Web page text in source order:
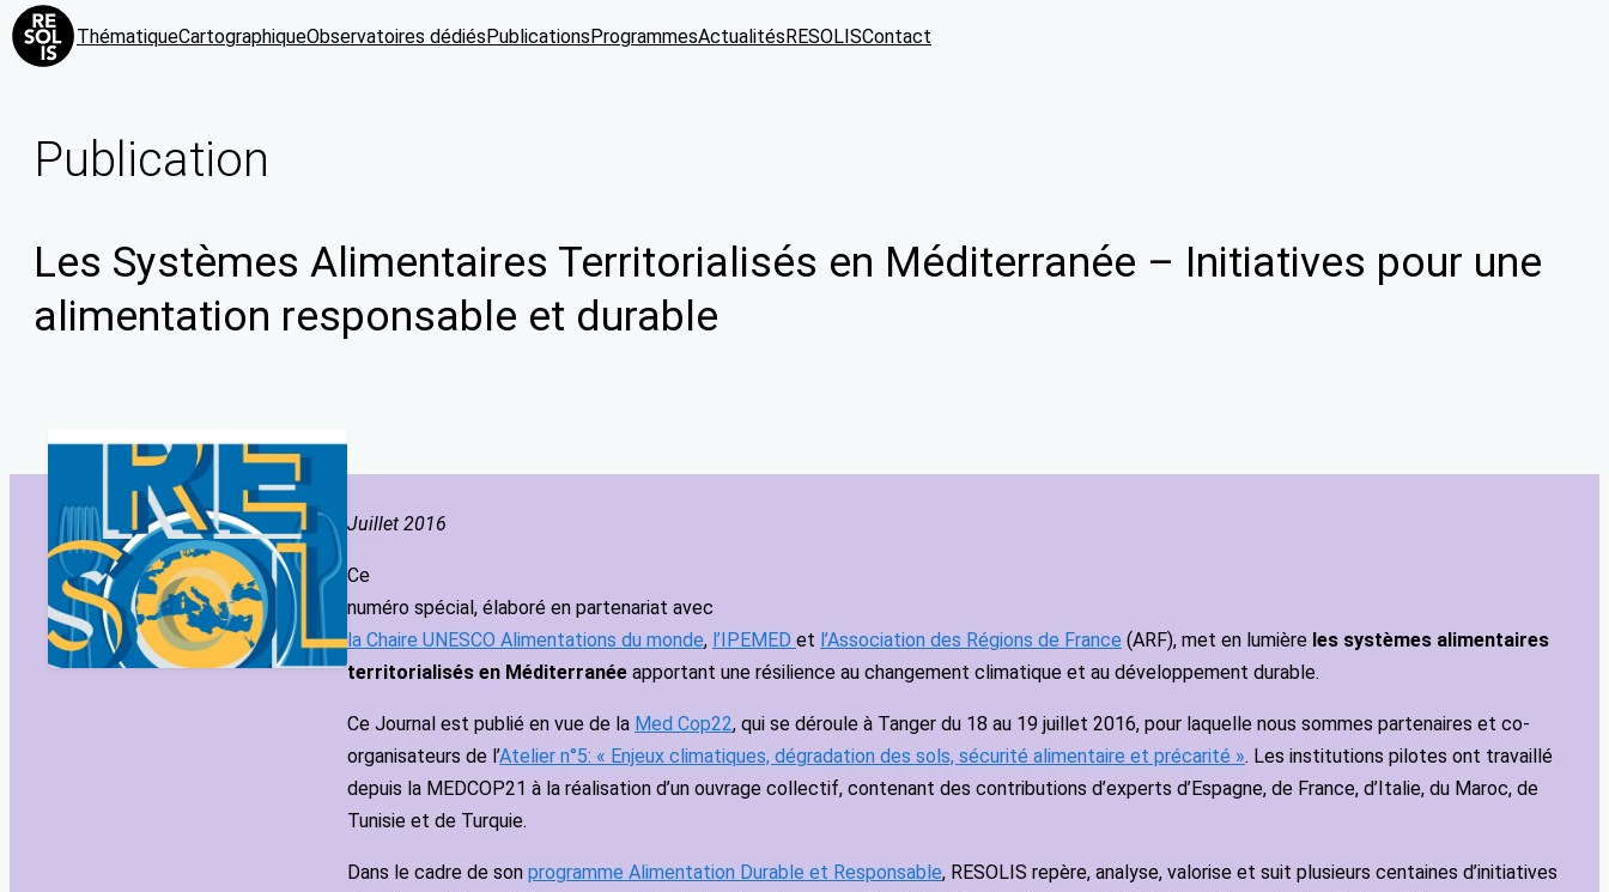
ThématiqueCartographiqueObservatoires dédiésPublicationsProgrammesActualitésRESOLISContact
Publication
Les Systèmes Alimentaires Territorialisés en Méditerranée – Initiatives pour une
alimentation responsable et durable
Juillet 2016
Ce
numéro spécial, élaboré en partenariat avec
la Chaire UNESCO Alimentations du monde, l’IPEMED et l’Association des Régions de France (ARF), met en lumière les systèmes alimentaires
territorialisés en Méditerranée apportant une résilience au changement climatique et au développement durable.
Ce Journal est publié en vue de la Med Cop22, qui se déroule à Tanger du 18 au 19 juillet 2016, pour laquelle nous sommes partenaires et co-
organisateurs de l’Atelier n°5: « Enjeux climatiques, dégradation des sols, sécurité alimentaire et précarité ». Les institutions pilotes ont travaillé
depuis la MEDCOP21 à la réalisation d’un ouvrage collectif, contenant des contributions d’experts d’Espagne, de France, d’Italie, du Maroc, de
Tunisie et de Turquie.
Dans le cadre de son programme Alimentation Durable et Responsable, RESOLIS repère, analyse, valorise et suit plusieurs centaines d’initiatives